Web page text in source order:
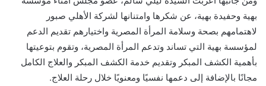
بهية وحفيدة بهية، عن شكرها وامتنانها لشركة الأهلي صبور
لاهتمامهم بصحة وسلامة المرأة المصرية واختيارهم تقديم الدعم
لمؤسسة بهية التي تساند وتدعم المرأة المصرية، وتقوم بتوعيتها
بأهمية الكشف المبكر وتقديم خدمة الكشف المبكر والعلاج الكامل
مجانًا بالإضافة إلى دعمها نفسيًا ومعنويًا خلال رحلة العلاج.